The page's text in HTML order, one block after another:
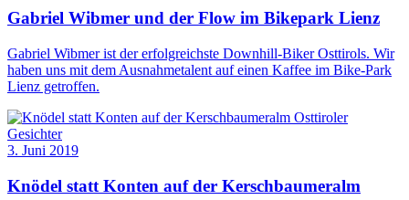
Gabriel Wibmer und der Flow im Bikepark Lienz
Gabriel Wibmer ist der erfolgreichste Downhill-Biker Osttirols. Wir
haben uns mit dem Ausnahmetalent auf einen Kaffee im Bike-Park
Lienz getroffen.
Osttiroler
Gesichter
3. Juni 2019
Knödel statt Konten auf der Kerschbaumeralm